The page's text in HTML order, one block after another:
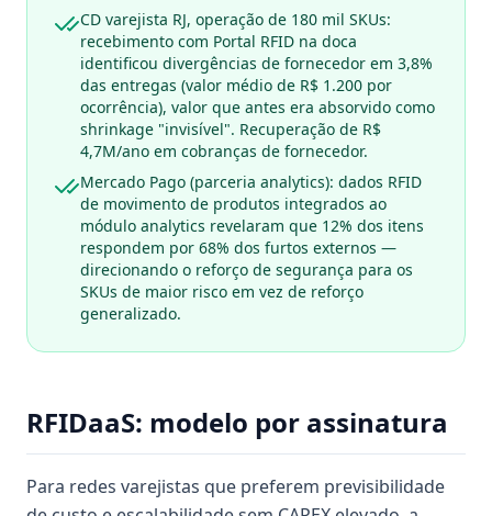
CD varejista RJ, operação de 180 mil SKUs:
recebimento com Portal RFID na doca
identificou divergências de fornecedor em 3,8%
das entregas (valor médio de R$ 1.200 por
ocorrência), valor que antes era absorvido como
shrinkage "invisível". Recuperação de R$
4,7M/ano em cobranças de fornecedor.
Mercado Pago (parceria analytics): dados RFID
de movimento de produtos integrados ao
módulo analytics revelaram que 12% dos itens
respondem por 68% dos furtos externos —
direcionando o reforço de segurança para os
SKUs de maior risco em vez de reforço
generalizado.
RFIDaaS: modelo por assinatura
Para redes varejistas que preferem previsibilidade